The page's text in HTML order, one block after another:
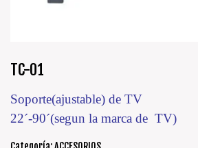
TC-01
Soporte(ajustable) de TV
22´-90´(segun la marca de TV)